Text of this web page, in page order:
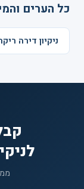
כל הערים
ניקיון דירה